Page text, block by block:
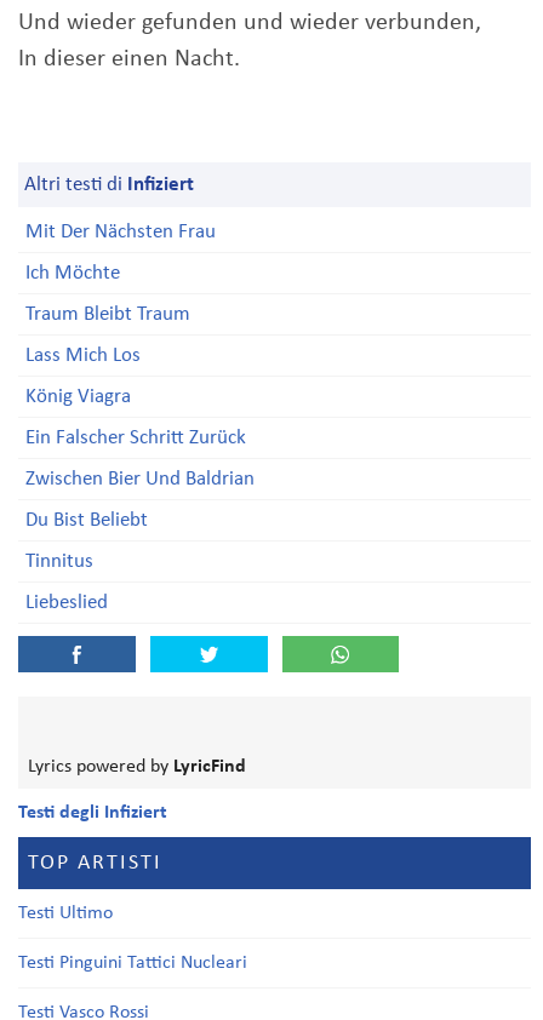
Und wieder gefunden und wieder verbunden,
In dieser einen Nacht.
Altri testi di Infiziert
Mit Der Nächsten Frau
Ich Möchte
Traum Bleibt Traum
Lass Mich Los
König Viagra
Ein Falscher Schritt Zurück
Zwischen Bier Und Baldrian
Du Bist Beliebt
Tinnitus
Liebeslied
Lyrics powered by LyricFind
Testi degli Infiziert
TOP ARTISTI
Testi Ultimo
Testi Pinguini Tattici Nucleari
Testi Vasco Rossi